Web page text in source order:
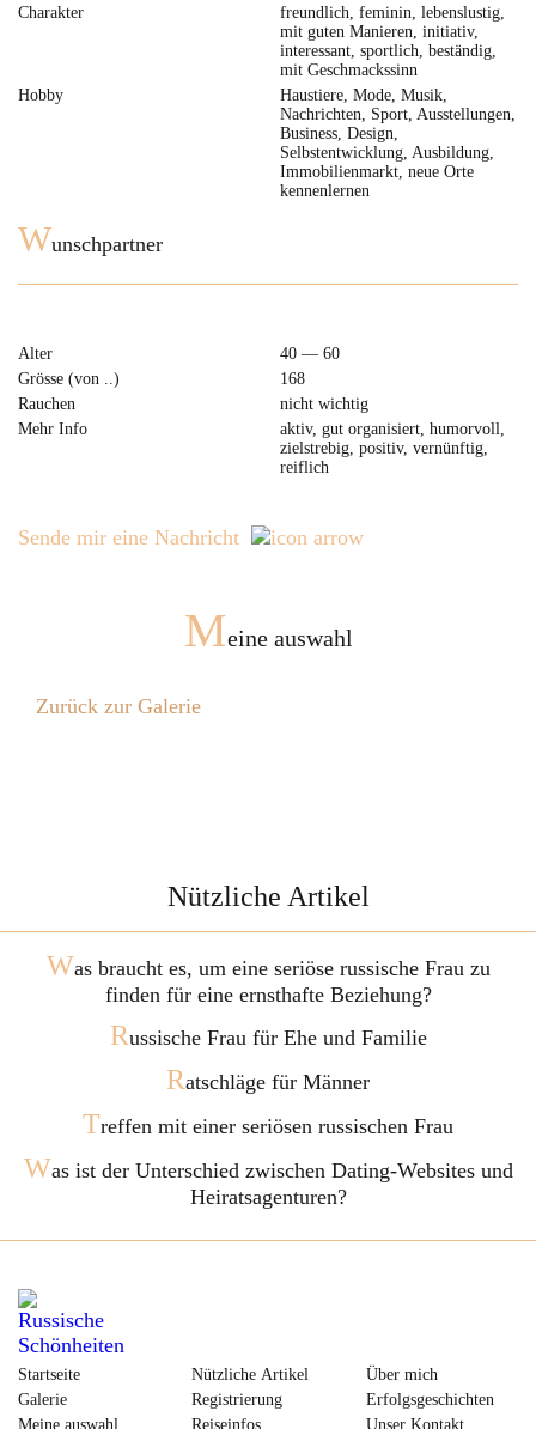
Charakter
freundlich, feminin, lebenslustig,
mit guten Manieren, initiativ,
interessant, sportlich, beständig,
mit Geschmackssinn
Hobby
Haustiere, Mode, Musik,
Nachrichten, Sport, Ausstellungen,
Business, Design,
Selbstentwicklung, Ausbildung,
Immobilienmarkt, neue Orte
kennenlernen
Wunschpartner
Alter
40 — 60
Grösse (von ..)
168
Rauchen
nicht wichtig
Mehr Info
aktiv, gut organisiert, humorvoll,
zielstrebig, positiv, vernünftig,
reiflich
Sende mir eine Nachricht
Meine auswahl
Zurück zur Galerie
Nützliche Artikel
Was braucht es, um eine seriöse russische Frau zu
finden für eine ernsthafte Beziehung?
Russische Frau für Ehe und Familie
Ratschläge für Männer
Treffen mit einer seriösen russischen Frau
Was ist der Unterschied zwischen Dating-Websites und
Heiratsagenturen?
Startseite
Galerie
Meine auswahl
Nützliche Artikel
Registrierung
Reiseinfos
Über mich
Erfolgsgeschichten
Unser Kontakt